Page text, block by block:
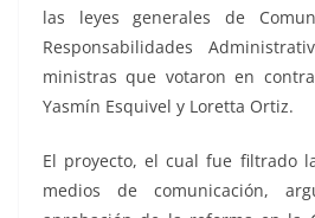
las leyes generales de
Responsabilidades
ministras que votaron en
Yasmín Esquivel y Loretta Ortiz.
El proyecto, el cual fue filtrado
medios de comunicación,